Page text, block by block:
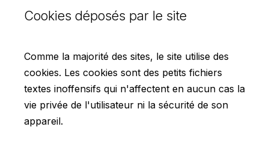
Cookies déposés par le site
Comme la majorité des sites, le site utilise des
cookies. Les cookies sont des petits fichiers
textes inoffensifs qui n'affectent en aucun cas la
vie privée de l'utilisateur ni la sécurité de son
appareil.